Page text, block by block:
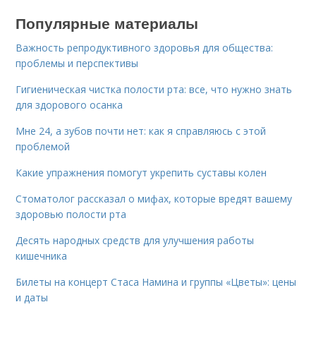
Популярные материалы
Важность репродуктивного здоровья для общества:
проблемы и перспективы
Гигиеническая чистка полости рта: все, что нужно знать
для здорового осанка
Мне 24, а зубов почти нет: как я справляюсь с этой
проблемой
Какие упражнения помогут укрепить суставы колен
Стоматолог рассказал о мифах, которые вредят вашему
здоровью полости рта
Десять народных средств для улучшения работы
кишечника
Билеты на концерт Стаса Намина и группы «Цветы»: цены
и даты